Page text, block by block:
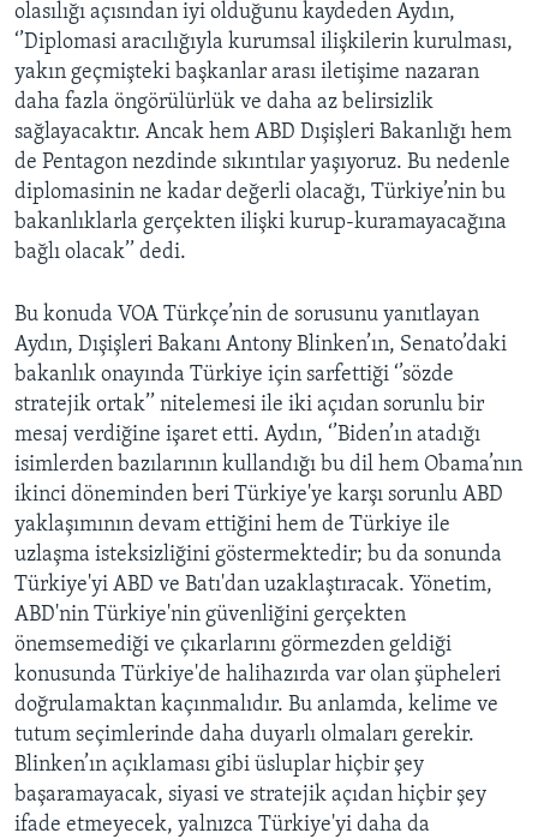
olasılığı açısından iyi olduğunu kaydeden Aydın,
‘’Diplomasi aracılığıyla kurumsal ilişkilerin kurulması,
yakın geçmişteki başkanlar arası iletişime nazaran
daha fazla öngörülürlük ve daha az belirsizlik
sağlayacaktır. Ancak hem ABD Dışişleri Bakanlığı hem
de Pentagon nezdinde sıkıntılar yaşıyoruz. Bu nedenle
diplomasinin ne kadar değerli olacağı, Türkiye’nin bu
bakanlıklarla gerçekten ilişki kurup-kuramayacağına
bağlı olacak’’ dedi.
Bu konuda VOA Türkçe’nin de sorusunu yanıtlayan
Aydın, Dışişleri Bakanı Antony Blinken’ın, Senato’daki
bakanlık onayında Türkiye için sarfettiği ‘’sözde
stratejik ortak’’ nitelemesi ile iki açıdan sorunlu bir
mesaj verdiğine işaret etti. Aydın, ‘’Biden’ın atadığı
isimlerden bazılarının kullandığı bu dil hem Obama’nın
ikinci döneminden beri Türkiye'ye karşı sorunlu ABD
yaklaşımının devam ettiğini hem de Türkiye ile
uzlaşma isteksizliğini göstermektedir; bu da sonunda
Türkiye'yi ABD ve Batı'dan uzaklaştıracak. Yönetim,
ABD'nin Türkiye'nin güvenliğini gerçekten
önemsemediği ve çıkarlarını görmezden geldiği
konusunda Türkiye'de halihazırda var olan şüpheleri
doğrulamaktan kaçınmalıdır. Bu anlamda, kelime ve
tutum seçimlerinde daha duyarlı olmaları gerekir.
Blinken’ın açıklaması gibi üsluplar hiçbir şey
başaramayacak, siyasi ve stratejik açıdan hiçbir şey
ifade etmeyecek, yalnızca Türkiye'yi daha da